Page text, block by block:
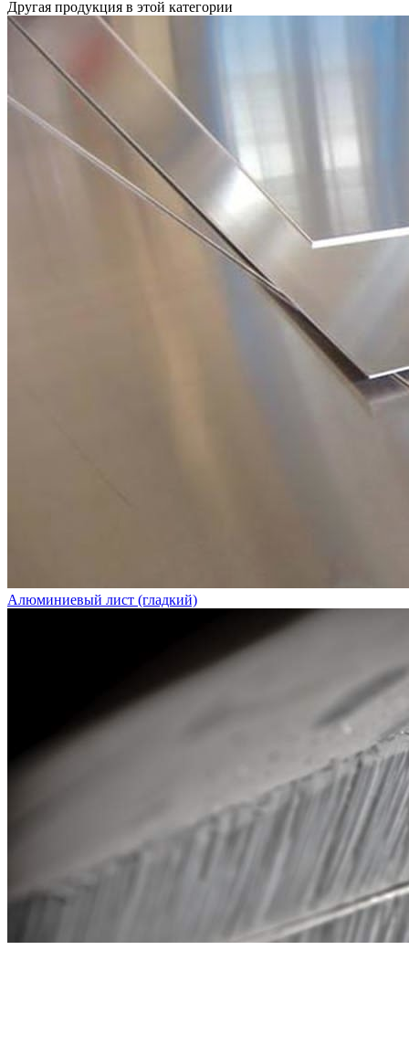
Другая продукция в этой категории
Алюминиевый лист (гладкий)